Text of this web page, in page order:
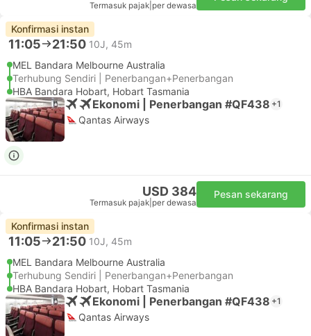
Termasuk pajak per dewasa
Konfirmasi instan
11:05 21:50 10J, 45m
MEL Bandara Melbourne Australia
Terhubung Sendiri | Penerbangan+Penerbangan
HBA Bandara Hobart, Hobart Tasmania
Ekonomi | Penerbangan #QF438 +1
Qantas Airways
USD 384
Termasuk pajak per dewasa
Pesan sekarang
Konfirmasi instan
11:05 21:50 10J, 45m
MEL Bandara Melbourne Australia
Terhubung Sendiri | Penerbangan+Penerbangan
HBA Bandara Hobart, Hobart Tasmania
Ekonomi | Penerbangan #QF438 +1
Qantas Airways